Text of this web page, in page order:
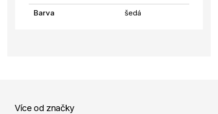
Barva
šedá
Více od značky